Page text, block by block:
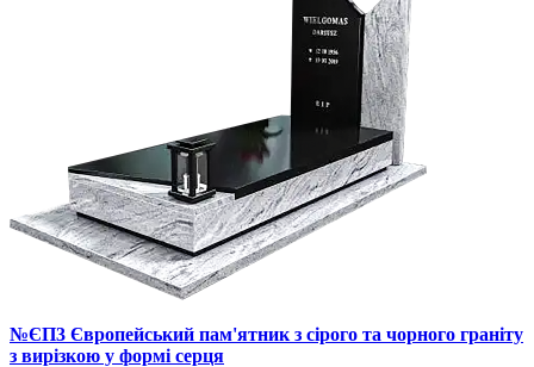
№ЄП3 Європейський пам'ятник з сірого та чорного граніту
з вирізкою у формі серця